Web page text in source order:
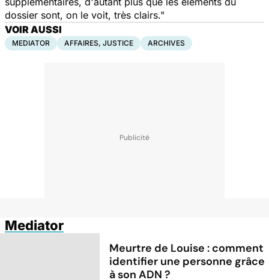
dossier sont, on le voit, très clairs."
VOIR AUSSI
MEDIATOR AFFAIRES, JUSTICE ARCHIVES
Mediator
Meurtre de Louise : comment
identifier une personne grâce
à son ADN ?